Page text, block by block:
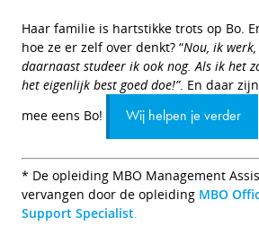
Haar familie is hartstikke trots op Bo.
hoe ze er zelf over denkt? “Nou, ik
daarnaast studeer ik ook nog. Als ik het
het eigenlijk best goed doe!”. En daar
mee eens Bo!
Wij helpen je verder
* De opleiding MBO Management
vervangen door de opleiding MBO
Support Specialist